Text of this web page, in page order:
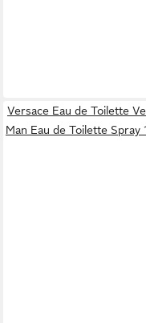
Versace Eau de Toilette
Man Eau de Toilette Spray